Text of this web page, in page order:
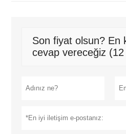
Son fiyat olsun? En
cevap vereceğiz